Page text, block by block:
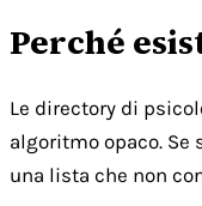
Perché
Le directory di
algoritmo opaco.
una lista che non